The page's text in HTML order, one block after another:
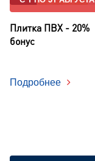
Плитка ПВХ - 20%
бонус
Подробнее